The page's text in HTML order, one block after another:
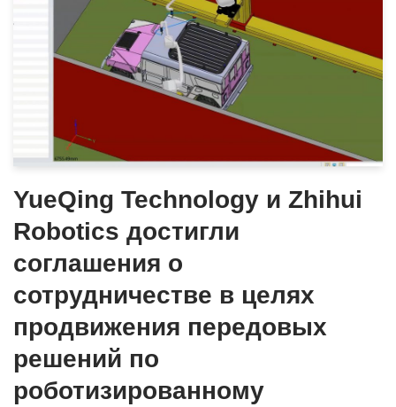
YueQing Technology и Zhihui
Robotics достигли
соглашения о
сотрудничестве в целях
продвижения передовых
решений по
роботизированному